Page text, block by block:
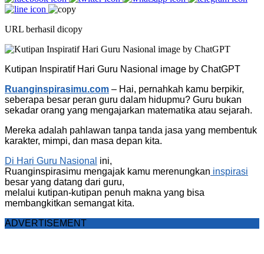
URL berhasil dicopy
Kutipan Inspiratif Hari Guru Nasional image by ChatGPT
Ruanginspirasimu.com – Hai, pernahkah kamu berpikir,
seberapa besar peran guru dalam hidupmu? Guru bukan
sekadar orang yang mengajarkan matematika atau sejarah.
Mereka adalah pahlawan tanpa tanda jasa yang membentuk
karakter, mimpi, dan masa depan kita.
Di Hari Guru Nasional ini,
Ruanginspirasimu mengajak kamu merenungkan inspirasi
besar yang datang dari guru,
melalui kutipan-kutipan penuh makna yang bisa
membangkitkan semangat kita.
ADVERTISEMENT